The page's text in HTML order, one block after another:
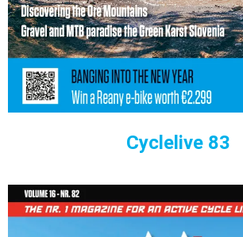
Cyclelive 83